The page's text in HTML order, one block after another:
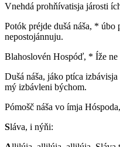
Vnehdá prohňívatisja járosti
Potók préjde dušá náša, * úbo
nepostojánnuju.
Blahoslovén Hospóď, * Íže
Dušá náša, jáko ptíca
mý izbávleni býchom.
Pómošč náša vo ímja
Sláva, i nýňi: